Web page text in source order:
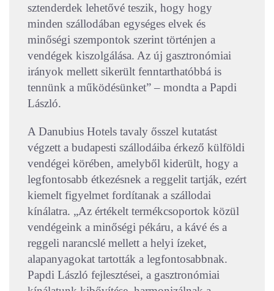
sztenderdek lehetővé teszik, hogy hogy
minden szállodában egységes elvek és
minőségi szempontok szerint történjen a
vendégek kiszolgálása. Az új gasztronómiai
irányok mellett sikerült fenntarthatóbbá is
tennünk a működésünket” – mondta a Papdi
László.
A Danubius Hotels tavaly ősszel kutatást
végzett a budapesti szállodáiba érkező külföldi
vendégei körében, amelyből kiderült, hogy a
legfontosabb étkezésnek a reggelit tartják, ezért
kiemelt figyelmet fordítanak a szállodai
kínálatra. „Az értékelt termékcsoportok közül
vendégeink a minőségi pékáru, a kávé és a
reggeli narancslé mellett a helyi ízeket,
alapanyagokat tartották a legfontosabbnak.
Papdi László fejlesztései, a gasztronómiai